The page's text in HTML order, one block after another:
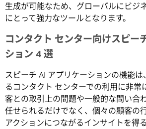
生成が可能なため、グローバルにビジ
にとって強力なツールとなります。
コンタクト センター向けスピー
ション 4 選
スピーチ AI アプリケーションの機能
るコンタクト センターでの利用に非常
客との取引上の問題や一般的な問い合
任せられるだけでなく、個々の顧客の
アクションにつながるインサイトを得